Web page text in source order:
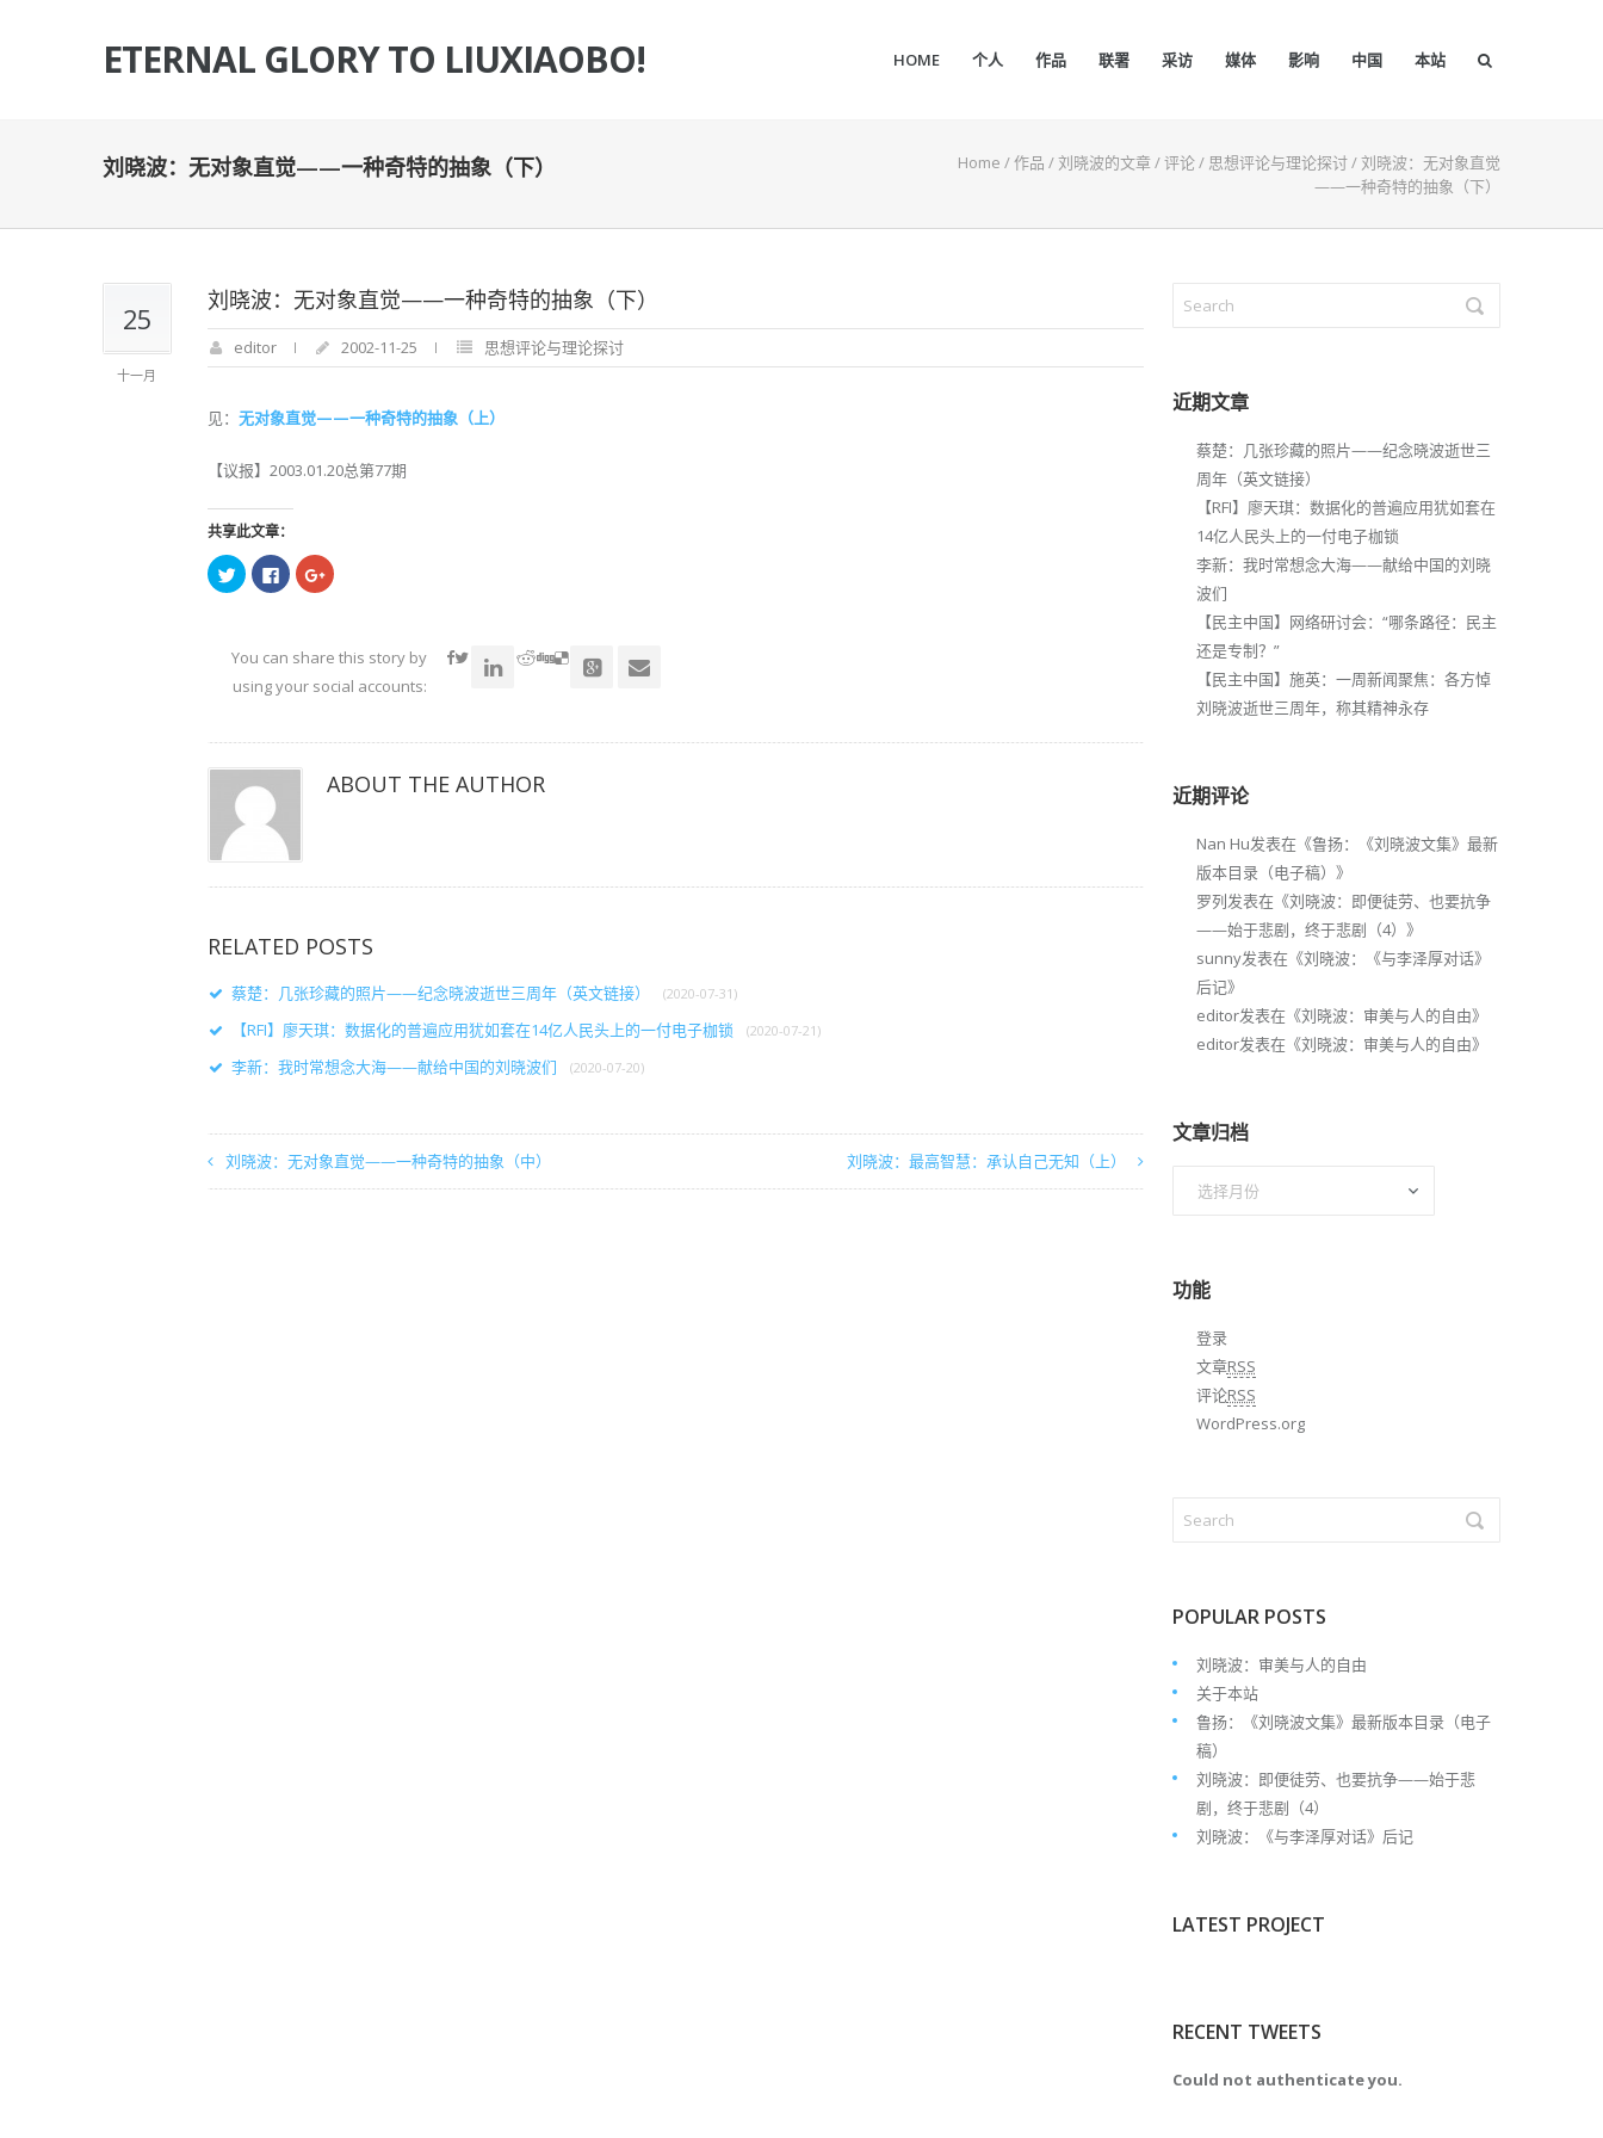
ETERNAL GLORY TO LIUXIAOBO! HOME 个人 作品 联署 采访 媒体 影响 中国 本站
刘晓波：无对象直觉——一种奇特的抽象（下） Home /作品 /刘晓波的文章/评论/ 思想评论与理论探讨/刘晓波：无对象直觉
——一种奇特的抽象（下）
25
十一月
刘晓波：无对象直觉——一种奇特的抽象（下）
editor 2002-11-25 思想评论与理论探讨
见： 无对象直觉——一种奇特的抽象（上）
【议报】2003.01.20总第77期
共享此文章：
点
击
共
享
（在
新
中
开）
点
击
共
享
（在
新
中
开）
点
击
共
享
（在
新
中
You can share this story by
using your social accounts:
ABOUT THE AUTHOR
RELATED POSTS
蔡楚：几张珍藏的照片——纪念晓波逝世三周年（英文链接） (2020-07-31)
【RFI】廖天琪：数据化的普遍应用犹如套在14亿人民头上的一付电子枷锁 (2020-07-21)
李新：我时常想念大海——献给中国的刘晓波们 (2020-07-20)
刘晓波：无对象直觉——一种奇特的抽象（中） 刘晓波：最高智慧：承认自己无知（上）
近期文章
蔡楚：几张珍藏的照片——纪念晓波逝世三
周年（英文链接）
【RFI】廖天琪：数据化的普遍应用犹如套在
14亿人民头上的一付电子枷锁
李新：我时常想念大海——献给中国的刘晓
波们
【民主中国】网络研讨会：“哪条路径：民主
还是专制？”
【民主中国】施英：一周新闻聚焦：各方悼
刘晓波逝世三周年，称其精神永存
近期评论
Nan Hu发表在《鲁扬：《刘晓波文集》最新
版本目录（电子稿） 》
罗列发表在《刘晓波：即便徒劳、也要抗争
——始于悲剧，终于悲剧（4） 》
sunny发表在《刘晓波：《与李泽厚对话》
后记》
editor发表在《刘晓波：审美与人的自由》
editor发表在《刘晓波：审美与人的自由》
文章归档
功能
登录
文章RSS
评论RSS
WordPress.org
POPULAR POSTS
刘晓波：审美与人的自由
关于本站
鲁扬：《刘晓波文集》最新版本目录（电子
稿）
刘晓波：即便徒劳、也要抗争——始于悲
剧，终于悲剧（4）
刘晓波：《与李泽厚对话》后记
LATEST PROJECT
RECENT TWEETS
Could not authenticate you.